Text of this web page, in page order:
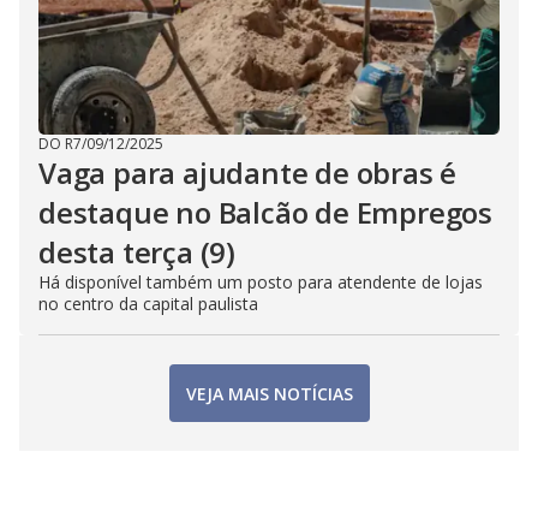
DO R7/09/12/2025
Vaga para ajudante de obras é
destaque no Balcão de Empregos
desta terça (9)
Há disponível também um posto para atendente de lojas
no centro da capital paulista
VEJA MAIS NOTÍCIAS